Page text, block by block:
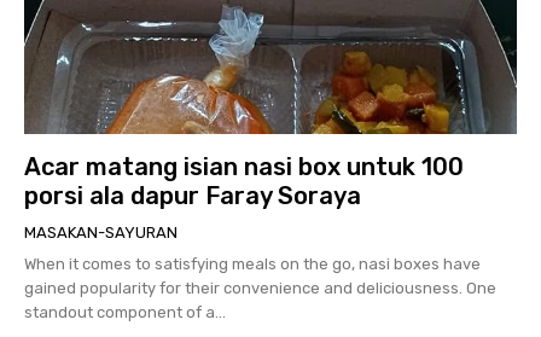
Acar matang isian nasi box untuk 100
porsi ala dapur Faray Soraya
MASAKAN-SAYURAN
When it comes to satisfying meals on the go, nasi boxes have
gained popularity for their convenience and deliciousness. One
standout component of a...